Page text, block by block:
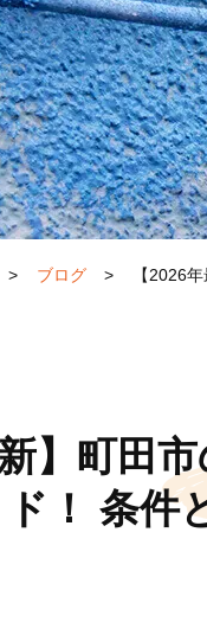
> ブログ > 【2026
新】町田
ド！ 条件